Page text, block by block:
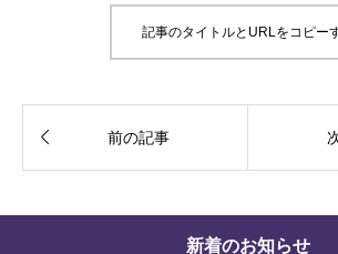
記事のタイトルとURLをコピー
 前の記事
新着のお知らせ